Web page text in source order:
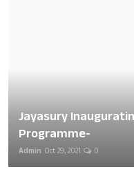
Jayasury
Programme-
Admin Oct 29, 2021 0